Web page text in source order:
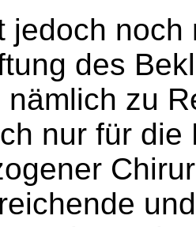
jedoch
des
nämlich zu
nur für die